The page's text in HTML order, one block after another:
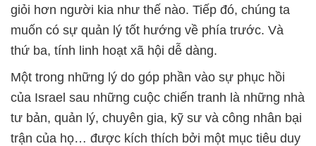
giỏi hơn người kia như thế nào. Tiếp đó, chúng ta
muốn có sự quản lý tốt hướng về phía trước. Và
thứ ba, tính linh hoạt xã hội dễ dàng.
Một trong những lý do góp phần vào sự phục hồi
của Israel sau những cuộc chiến tranh là những nhà
tư bản, quản lý, chuyên gia, kỹ sư và công nhân bại
trận của họ… được kích thích bởi một mục tiêu duy